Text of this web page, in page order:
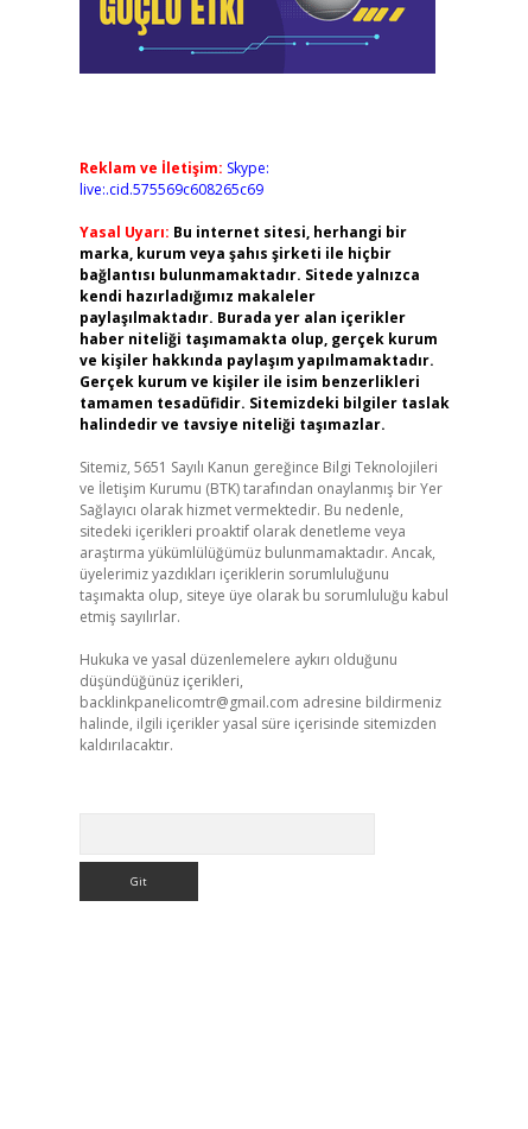
Reklam ve İletişim: Skype:
live:.cid.575569c608265c69
Yasal Uyarı: Bu internet sitesi, herhangi bir
marka, kurum veya şahıs şirketi ile hiçbir
bağlantısı bulunmamaktadır. Sitede yalnızca
kendi hazırladığımız makaleler
paylaşılmaktadır. Burada yer alan içerikler
haber niteliği taşımamakta olup, gerçek kurum
ve kişiler hakkında paylaşım yapılmamaktadır.
Gerçek kurum ve kişiler ile isim benzerlikleri
tamamen tesadüfidir. Sitemizdeki bilgiler taslak
halindedir ve tavsiye niteliği taşımazlar.
Sitemiz, 5651 Sayılı Kanun gereğince Bilgi Teknolojileri
ve İletişim Kurumu (BTK) tarafından onaylanmış bir Yer
Sağlayıcı olarak hizmet vermektedir. Bu nedenle,
sitedeki içerikleri proaktif olarak denetleme veya
araştırma yükümlülüğümüz bulunmamaktadır. Ancak,
üyelerimiz yazdıkları içeriklerin sorumluluğunu
taşımakta olup, siteye üye olarak bu sorumluluğu kabul
etmiş sayılırlar.
Hukuka ve yasal düzenlemelere aykırı olduğunu
düşündüğünüz içerikleri,
backlinkpanelicomtr@gmail.com adresine bildirmeniz
halinde, ilgili içerikler yasal süre içerisinde sitemizden
kaldırılacaktır.